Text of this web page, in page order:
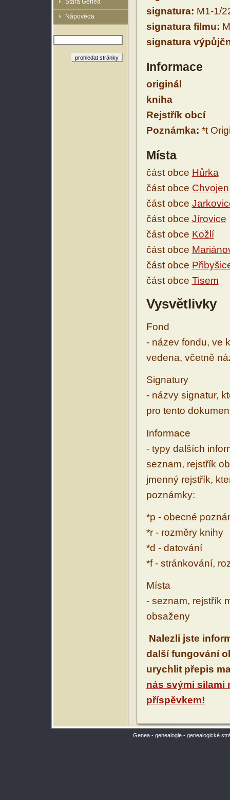
Stará Genea
Nápověda
signatura: M1-1/
signatura filmu:
signatura
Informace
originál
kniha
Rejstřík obcí
Poznámka: *t
Místa
část obce Hůrka
část obce Chvojen
část obce
část obce Jírovice
část obce Kožlí
část obce
část obce
část obce Tisem
Vysvětlivky
Fond
- název fondu, ve
vedena, včetně
Signatury
- názvy signatur,
pro tento
Informace
- typy dalších
seznam, rejstřík
jmenný rejstřík,
poznámky:
*p - obecné
*r - rozměry knihy
*d - datování
*f - stránkování,
Místa
- seznam, rejstřík
obsaženy
Nalezli jste
další fungování
urychlit přepis
nás svými silami
příspěvkem!
Genea - genealogie - genealogické